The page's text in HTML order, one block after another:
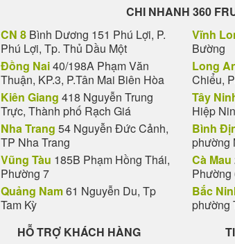
CHI NHANH 360
CN 8 Bình Dương 151 Phú Lợi, P.
Phú Lợi, Tp. Thủ Dầu Một
Đồng Nai40/198A Phạm Văn
Thuận, KP.3, P.Tân Mai Biên Hòa
Kiên Giang 418 Nguyễn Trung
Trực, Thành phố Rạch Giá
Nha Trang 54 Nguyễn Đức Cảnh,
TP Nha Trang
Vũng Tàu 185B Phạm Hồng Thái,
Phường 7
Quảng Nam61 Nguyễn Du, Tp
Tam Kỳ
Vĩnh
Bường
Long
Chiểu,
Tây
Hiệp
Bình
phường
Cà Mau
Phường
Bắc
phường
HỖ TRỢ KHÁCH HÀNG